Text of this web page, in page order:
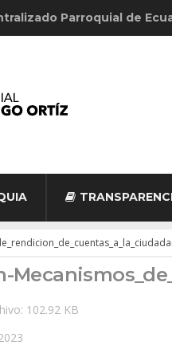
Parroquial de
102.92 KB